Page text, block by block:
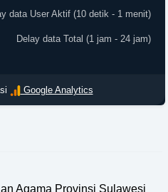
data User Aktif (10 detik - 1 menit)
Delay data Total (1 jam - 24 jam)
Google Analytics
Agama Provinsi Sulawesi